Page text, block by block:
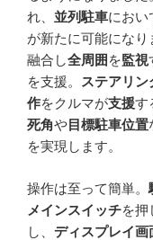
れ、 並列駐車におい
が新たに可能になり
融合し全周囲 を監視
を支援。 ステアリン
作をクルマが支援す
死角や目標駐車位置
を実現します。
操作は至って簡単。
メインスイッチを押
し、 ディスプレイ画